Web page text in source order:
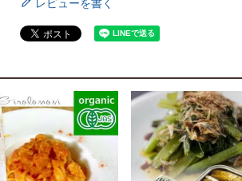
レビューを書く